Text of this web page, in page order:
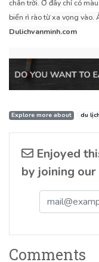
chân trời. Ở đây chỉ có
biển rì rào từ xa vọng vào.
Dulichvanminh.com
Explore more about du lịch
Enjoyed
by joining
Comments